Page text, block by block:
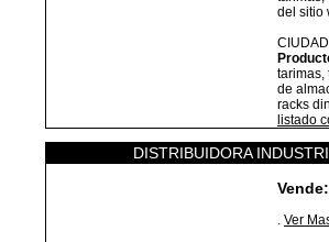
del sitio
tarimas,
de
racks
listado
DISTRIBUIDORA
Vende:
. Ver